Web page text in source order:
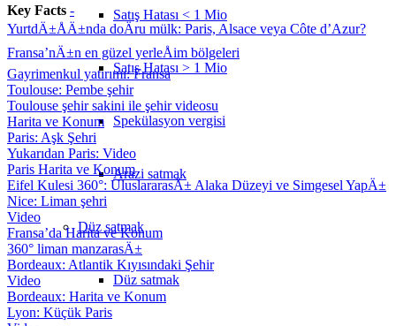
Satış Hatası < 1 Mio
Satış Hatası > 1 Mio
Spekülasyon vergisi
Arazi satmak
Düz satmak
Düz satmak
Key Facts -
YurtdÄ±ÅÄ±nda doÄru mülk: Paris, Alsace veya Côte d’Azur?
Fransa’nÄ±n en güzel yerleÅim bölgeleri
Gayrimenkul yatırımı: Fransa
Toulouse: Pembe şehir
Toulouse şehir sakini ile şehir videosu
Harita ve Konum
Paris: Aşk Şehri
Yukarıdan Paris: Video
Paris Harita ve Konum
Eifel Kulesi 360°: UluslararasÄ± Alaka Düzeyi ve Simgesel YapÄ±
Nice: Liman şehri
Video
Fransa’da Harita ve Konum
360° liman manzarasÄ±
Bordeaux: Atlantik Kıyısındaki Şehir
Video
Bordeaux: Harita ve Konum
Lyon: Küçük Paris